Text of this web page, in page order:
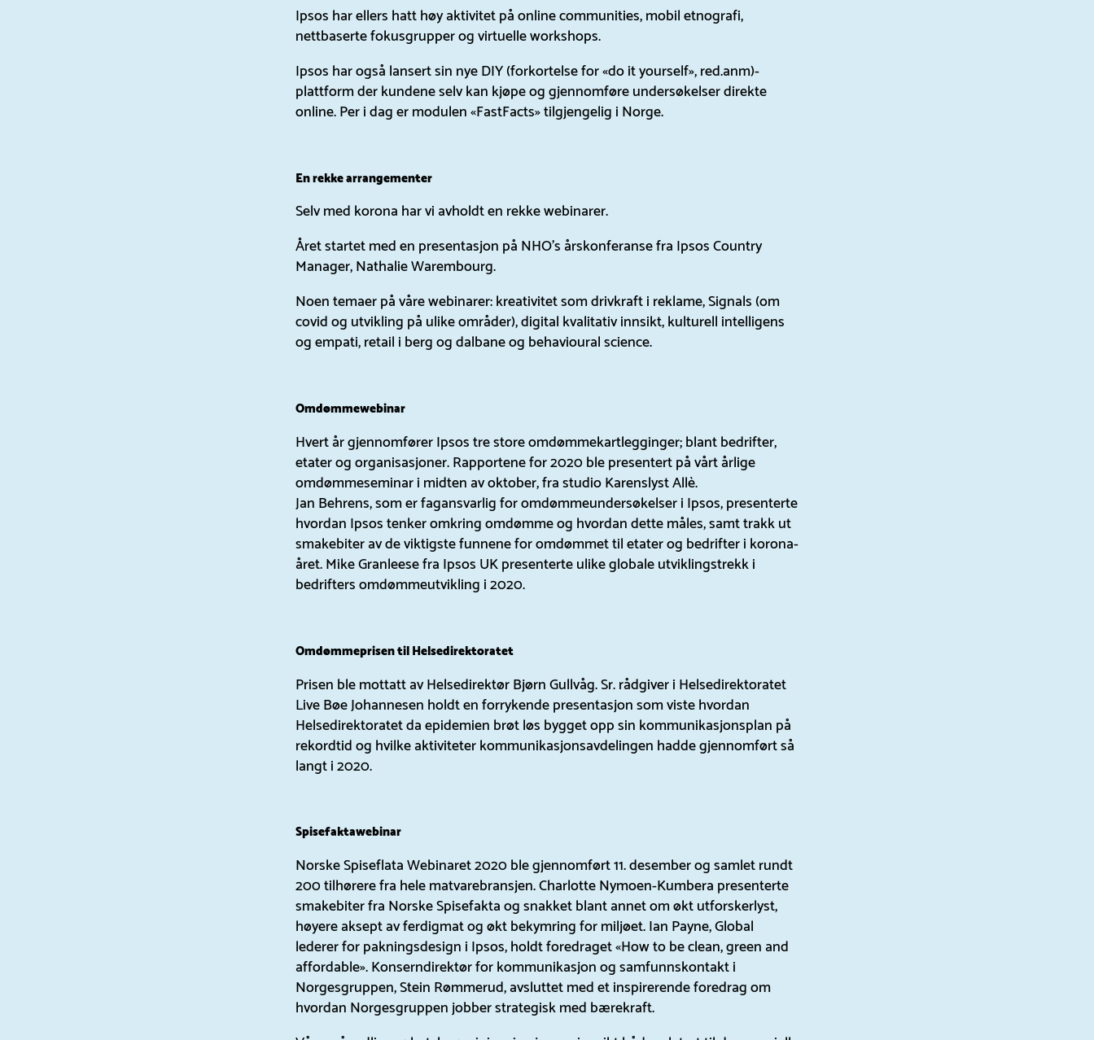
Ipsos har ellers hatt høy aktivitet på online communities, mobil etnografi,
nettbaserte fokusgrupper og virtuelle workshops.
Ipsos har også lansert sin nye DIY (forkortelse for «do it yourself», red.anm)-
plattform der kundene selv kan kjøpe og gjennomføre undersøkelser direkte
online. Per i dag er modulen «FastFacts» tilgjengelig i Norge.
En rekke arrangementer
Selv med korona har vi avholdt en rekke webinarer.
Året startet med en presentasjon på NHO’s årskonferanse fra Ipsos Country
Manager, Nathalie Warembourg.
Noen temaer på våre webinarer: kreativitet som drivkraft i reklame, Signals (om
covid og utvikling på ulike områder), digital kvalitativ innsikt, kulturell intelligens
og empati, retail i berg og dalbane og behavioural science.
Omdømmewebinar
Hvert år gjennomfører Ipsos tre store omdømmekartlegginger; blant bedrifter,
etater og organisasjoner. Rapportene for 2020 ble presentert på vårt årlige
omdømmeseminar i midten av oktober, fra studio Karenslyst Allè.
Jan Behrens, som er fagansvarlig for omdømmeundersøkelser i Ipsos, presenterte
hvordan Ipsos tenker omkring omdømme og hvordan dette måles, samt trakk ut
smakebiter av de viktigste funnene for omdømmet til etater og bedrifter i korona-
året. Mike Granleese fra Ipsos UK presenterte ulike globale utviklingstrekk i
bedrifters omdømmeutvikling i 2020.
Omdømmeprisen til Helsedirektoratet
Prisen ble mottatt av Helsedirektør Bjørn Gullvåg. Sr. rådgiver i Helsedirektoratet
Live Bøe Johannesen holdt en forrykende presentasjon som viste hvordan
Helsedirektoratet da epidemien brøt løs bygget opp sin kommunikasjonsplan på
rekordtid og hvilke aktiviteter kommunikasjonsavdelingen hadde gjennomført så
langt i 2020.
Spisefaktawebinar
Norske Spiseflata Webinaret 2020 ble gjennomført 11. desember og samlet rundt
200 tilhørere fra hele matvarebransjen. Charlotte Nymoen-Kumbera presenterte
smakebiter fra Norske Spisefakta og snakket blant annet om økt utforskerlyst,
høyere aksept av ferdigmat og økt bekymring for miljøet. Ian Payne, Global
lederer for pakningsdesign i Ipsos, holdt foredraget «How to be clean, green and
affordable». Konserndirektør for kommunikasjon og samfunnskontakt i
Norgesgruppen, Stein Rømmerud, avsluttet med et inspirerende foredrag om
hvordan Norgesgruppen jobber strategisk med bærekraft.